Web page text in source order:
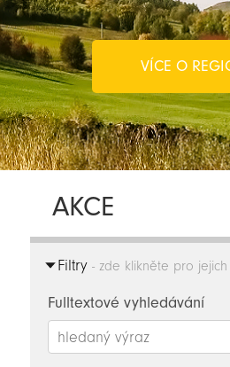
VÍCE O
AKCE
Filtry- zde klikněte pro jejich
Fulltextové vyhledávání